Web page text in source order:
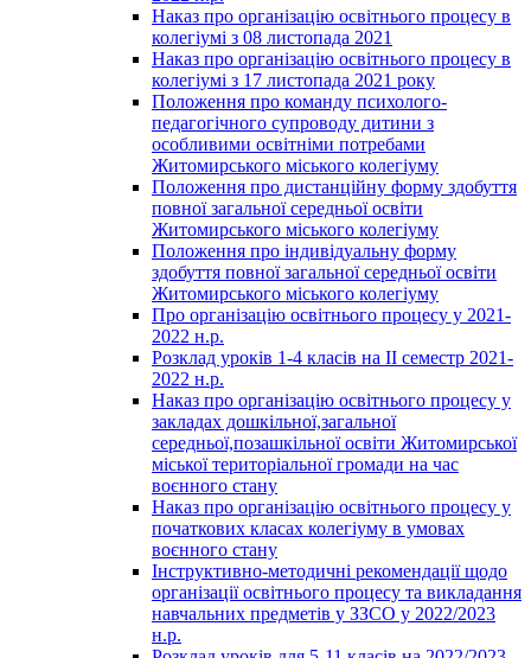
Наказ про організацію освітнього процесу в
колегіумі з 08 листопада 2021
Наказ про організацію освітнього процесу в
колегіумі з 17 листопада 2021 року
Положення про команду психолого-
педагогічного супроводу дитини з
особливими освітніми потребами
Житомирського міського колегіуму
Положення про дистанційну форму здобуття
повної загальної середньої освіти
Житомирського міського колегіуму
Положення про індивідуальну форму
здобуття повної загальної середньої освіти
Житомирського міського колегіуму
Про організацію освітнього процесу у 2021-
2022 н.р.
Розклад уроків 1-4 класів на ІІ семестр 2021-
2022 н.р.
Наказ про організацію освітнього процесу у
закладах дошкільної,загальної
середньої,позашкільної освіти Житомирської
міської територіальної громади на час
воєнного стану
Наказ про організацію освітнього процесу у
початкових класах колегіуму в умовах
воєнного стану
Інструктивно-методичні рекомендації щодо
організації освітнього процесу та викладання
навчальних предметів у ЗЗСО у 2022/2023
н.р.